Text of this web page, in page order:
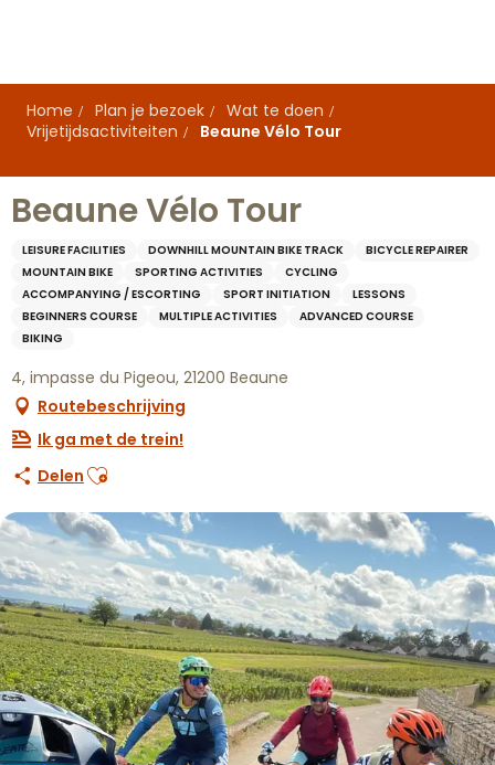
principal
Home
Plan je bezoek
Wat te doen
Vrijetijdsactiviteiten
Beaune Vélo Tour
Beaune Vélo Tour
LEISURE FACILITIES DOWNHILL MOUNTAIN BIKE TRACK
BICYCLE REPAIRER
MOUNTAIN BIKE
SPORTING ACTIVITIES
CYCLING
ACCOMPANYING / ESCORTING
SPORT INITIATION
LESSONS
BEGINNERS COURSE
MULTIPLE ACTIVITIES
ADVANCED COURSE
BIKING
4, impasse du Pigeou, 21200 Beaune
Routebeschrijving
Ik ga met de trein!
Delen Ajouter aux favoris